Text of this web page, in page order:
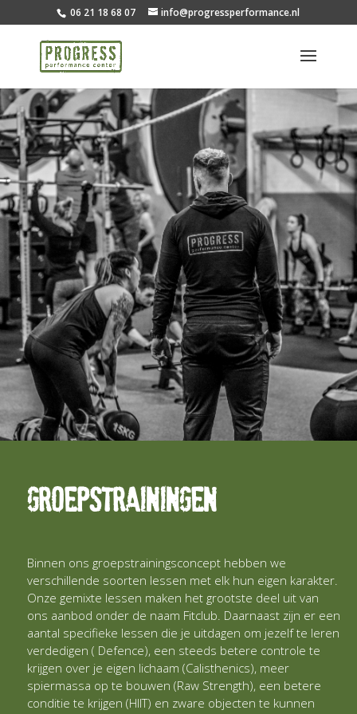
06 21 18 68 07 info@progressperformance.nl
groepstrainingen
Binnen ons groepstrainingsconcept hebben we
verschillende soorten lessen met elk hun eigen karakter.
Onze gemixte lessen maken het grootste deel uit van
ons aanbod onder de naam Fitclub. Daarnaast zijn er een
aantal specifieke lessen die je uitdagen om jezelf te leren
verdedigen ( Defence), een steeds betere controle te
krijgen over je eigen lichaam (Calisthenics), meer
spiermassa op te bouwen (Raw Strength), een betere
conditie te krijgen (HIIT) en zware objecten te kunnen